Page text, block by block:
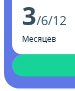
3/6/12
Месяцев